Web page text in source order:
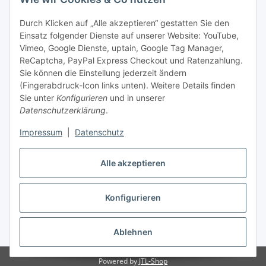
Alle akzeptieren
Konfigurieren
Ablehnen
Durch Klicken auf „Alle akzeptieren“ gestatten Sie den
Einsatz folgender Dienste auf unserer Website: YouTube,
Vimeo, Google Dienste, uptain, Google Tag Manager,
ReCaptcha, PayPal Express Checkout und Ratenzahlung.
Sie können die Einstellung jederzeit ändern
(Fingerabdruck-Icon links unten). Weitere Details finden
Sie unter Konfigurieren und in unserer
Datenschutzerklärung.
Impressum Datenschutz
Abonnieren
Newsletter Abonnieren
Informationen
Gesetzliche Informationen
Bestellung widerrufen
* Alle Preise inkl. gesetzlicher USt., zzgl.Versand
Powered byJTL-Shop